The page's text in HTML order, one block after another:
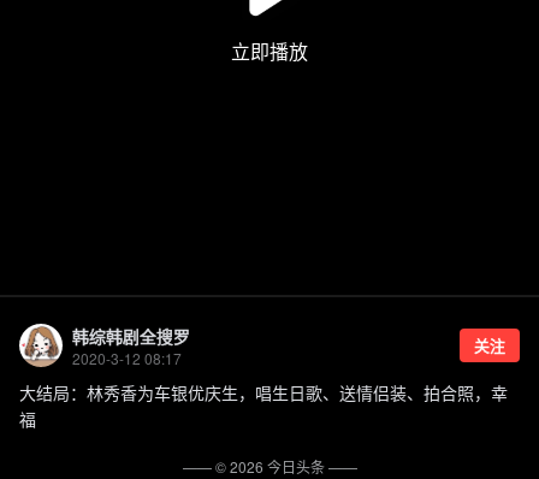
韩综韩剧全搜罗
2020-3-12 08:17
关注
大结局：林秀香为车银优庆生，唱生日歌、送情侣装、拍合照，幸
福
—— ©2026 今日头条——